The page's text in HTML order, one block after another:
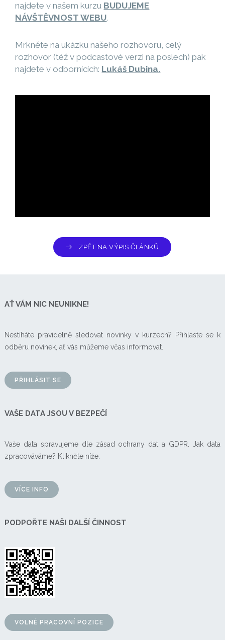
najdete v našem kurzu BUDUJEME
NÁVŠTĚVNOST WEBU.
Mrkněte na ukázku našeho rozhovoru, celý
rozhovor (též v podcastové verzi na poslech) pak
najdete v odbornících: Lukáš Dubina.
ZPĚT NA VÝPIS ČLÁNKŮ
AŤ VÁM NIC NEUNIKNE!
Nestíháte pravidelně sledovat novinky v kurzech? Přihlaste se k
odběru novinek, ať vás můžeme včas informovat.
PŘIHLÁSIT SE
VAŠE DATA JSOU V BEZPEČÍ
Vaše data spravujeme dle zásad ochrany dat a GDPR. Jak data
zpracováváme? Klikněte níže:
VÍCE INFO
PODPOŘTE NAŠI DALŠÍ ČINNOST
VOLNÉ PRACOVNÍ POZICE